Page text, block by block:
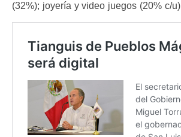
(32%); joyería y video juegos (20% c/u)